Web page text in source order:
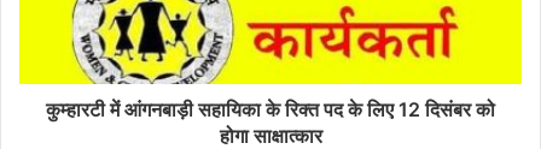
कुम्हारटी में आंगनबाड़ी सहायिका के रिक्त पद के लिए 12 दिसंबर को
होगा साक्षात्कार